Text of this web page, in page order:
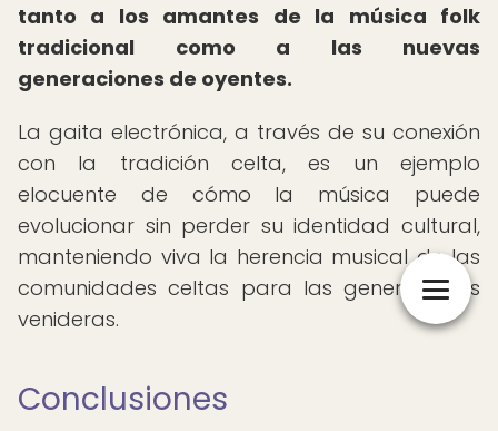
tanto a los amantes de la música folk
tradicional como a las nuevas
generaciones de oyentes.
La gaita electrónica, a través de su conexión
con la tradición celta, es un ejemplo
elocuente de cómo la música puede
evolucionar sin perder su identidad cultural,
manteniendo viva la herencia musical de las
comunidades celtas para las generaciones
venideras.
Conclusiones